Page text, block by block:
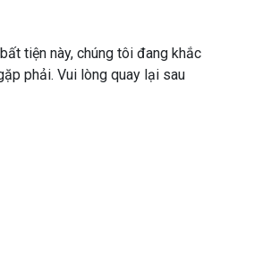
tiện này, chúng tôi đang khắc
phải. Vui lòng quay lại sau